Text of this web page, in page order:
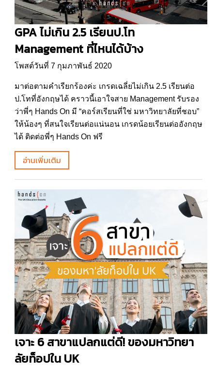
GPA ไม่เกิน 2.5 เรียนป.โท
Management ที่ไหนได้บ้าง
โพสต์วันที่ 7 กุมภาพันธ์ 2020
มาต่อตามคำเรียกร้องค่ะ เกรดเฉลี่ยไม่เกิน 2.5 เรียนต่อ
ป.โทที่อังกฤษได้ คราวนี้เอาใจสาย Management รับรอง
ว่าพี่ๆ Hands On มี “คอร์สเรียนที่ใช่ มหาวิทยาลัยที่ชอบ”
ให้น้องๆ ที่สนใจเรียนต่อแน่นอน เกรดน้อยเรียนต่ออังกฤษ
ได้ ติดต่อพี่ๆ Hands On ฟรี
อ่านเพิ่มเติม
เจาะ 6 สาขาแปลกแต่ดี! ของมหาวิทยา
ลัยท็อปใน UK